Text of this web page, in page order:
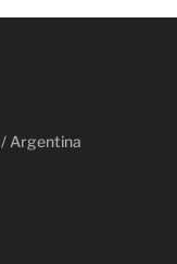
Argentina